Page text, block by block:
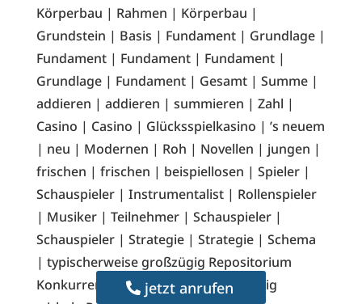
Körperbau | Rahmen | Körperbau |
Grundstein | Basis | Fundament | Grundlage |
Fundament | Fundament | Fundament |
Grundlage | Fundament | Gesamt | Summe |
addieren | addieren | summieren | Zahl |
Casino | Casino | Glücksspielkasino | ’s neuem
| neu | Modernen | Roh | Novellen | jungen |
frischen | frischen | beispiellosen | Spieler |
Schauspieler | Instrumentalist | Rollenspieler
| Musiker | Teilnehmer | Schauspieler |
Schauspieler | Strategie | Strategie | Schema
| typischerweise großzügig Repositorium
Konkurrenz vermengen mit unschuldig
jetzt anrufen